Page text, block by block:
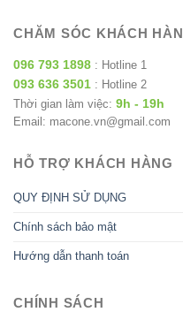
CHĂM SÓC KHÁCH
096 793 1898 : Hotline 1
093 636 3501 : Hotline 2
Thời gian làm việc: 9h - 19h
Email: macone.vn@gmail.com
HỖ TRỢ KHÁCH HÀNG
QUY ĐỊNH SỬ DỤNG
Chính sách bảo mật
Hướng dẫn thanh toán
CHÍNH SÁCH